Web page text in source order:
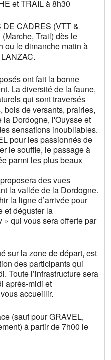
et TRAIL à 8h30
CADRES (VTT &
Trail) dès le
ou le dimanche matin à
ont fait la bonne
La diversité de la faune,
qui sont traversés
bois de versants, prairies,
Dordogne, l'Ouysse et
sensations inoubliables.
pour les passionnés de
le souffle, le passage à
parmi les plus beaux
des vues
la vallée de la Dordogne.
la ligne d’arrivée pour
et déguster la
qui vous sera offerte par
sur la zone de départ, est
des participants qui
Toute l’infrastructure sera
après-midi et
accueillir.
(sauf pour GRAVEL,
à partir de 7h00 le